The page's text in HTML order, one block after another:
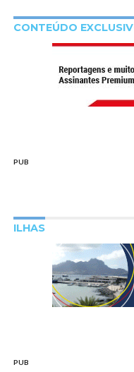
CONTEÚDO
PUB
ILHAS
PUB